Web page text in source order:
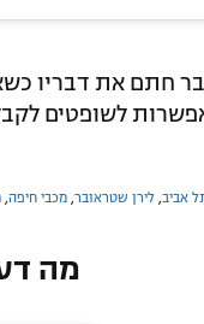
חתם את דבריו
לשופטים
אביב לירן שטראובר מכבי חיפה
מה